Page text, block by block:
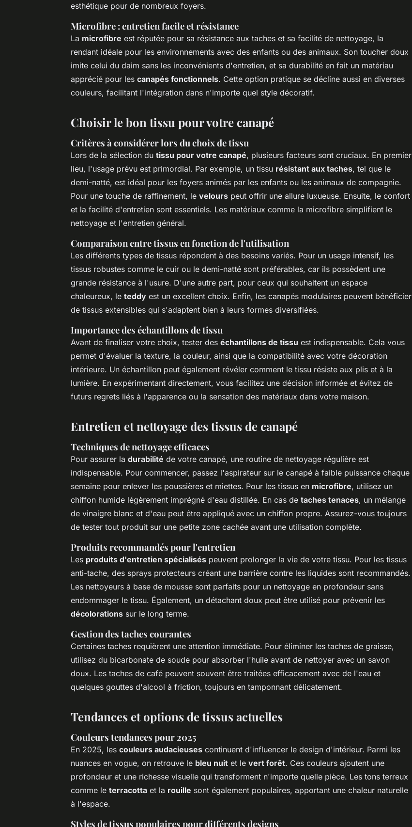
esthétique pour de nombreux foyers.
Microfibre : entretien facile et résistance
La microfibre est réputée pour sa résistance aux taches et sa facilité de nettoyage, la
rendant idéale pour les environnements avec des enfants ou des animaux. Son toucher doux
imite celui du daim sans les inconvénients d'entretien, et sa durabilité en fait un matériau
apprécié pour les canapés fonctionnels. Cette option pratique se décline aussi en diverses
couleurs, facilitant l'intégration dans n'importe quel style décoratif.
Choisir le bon tissu pour votre canapé
Critères à considérer lors du choix de tissu
Lors de la sélection du tissu pour votre canapé, plusieurs facteurs sont cruciaux. En premier
lieu, l'usage prévu est primordial. Par exemple, un tissu résistant aux taches, tel que le
demi-natté, est idéal pour les foyers animés par les enfants ou les animaux de compagnie.
Pour une touche de raffinement, le velours peut offrir une allure luxueuse. Ensuite, le confort
et la facilité d'entretien sont essentiels. Les matériaux comme la microfibre simplifient le
nettoyage et l'entretien général.
Comparaison entre tissus en fonction de l'utilisation
Les différents types de tissus répondent à des besoins variés. Pour un usage intensif, les
tissus robustes comme le cuir ou le demi-natté sont préférables, car ils possèdent une
grande résistance à l'usure. D'une autre part, pour ceux qui souhaitent un espace
chaleureux, le teddy est un excellent choix. Enfin, les canapés modulaires peuvent bénéficier
de tissus extensibles qui s'adaptent bien à leurs formes diversifiées.
Importance des échantillons de tissu
Avant de finaliser votre choix, tester des échantillons de tissu est indispensable. Cela vous
permet d'évaluer la texture, la couleur, ainsi que la compatibilité avec votre décoration
intérieure. Un échantillon peut également révéler comment le tissu résiste aux plis et à la
lumière. En expérimentant directement, vous facilitez une décision informée et évitez de
futurs regrets liés à l'apparence ou la sensation des matériaux dans votre maison.
Entretien et nettoyage des tissus de canapé
Techniques de nettoyage efficaces
Pour assurer la durabilité de votre canapé, une routine de nettoyage régulière est
indispensable. Pour commencer, passez l'aspirateur sur le canapé à faible puissance chaque
semaine pour enlever les poussières et miettes. Pour les tissus en microfibre, utilisez un
chiffon humide légèrement imprégné d'eau distillée. En cas de taches tenaces, un mélange
de vinaigre blanc et d'eau peut être appliqué avec un chiffon propre. Assurez-vous toujours
de tester tout produit sur une petite zone cachée avant une utilisation complète.
Produits recommandés pour l'entretien
Les produits d'entretien spécialisés peuvent prolonger la vie de votre tissu. Pour les tissus
anti-tache, des sprays protecteurs créant une barrière contre les liquides sont recommandés.
Les nettoyeurs à base de mousse sont parfaits pour un nettoyage en profondeur sans
endommager le tissu. Également, un détachant doux peut être utilisé pour prévenir les
décolorations sur le long terme.
Gestion des taches courantes
Certaines taches requièrent une attention immédiate. Pour éliminer les taches de graisse,
utilisez du bicarbonate de soude pour absorber l'huile avant de nettoyer avec un savon
doux. Les taches de café peuvent souvent être traitées efficacement avec de l'eau et
quelques gouttes d'alcool à friction, toujours en tamponnant délicatement.
Tendances et options de tissus actuelles
Couleurs tendances pour 2025
En 2025, les couleurs audacieuses continuent d'influencer le design d'intérieur. Parmi les
nuances en vogue, on retrouve le bleu nuit et le vert forêt. Ces couleurs ajoutent une
profondeur et une richesse visuelle qui transforment n'importe quelle pièce. Les tons terreux
comme le terracotta et la rouille sont également populaires, apportant une chaleur naturelle
à l'espace.
Styles de tissus populaires pour différents designs